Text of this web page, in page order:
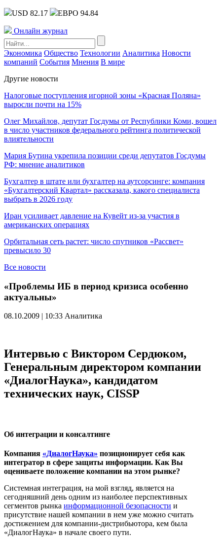
USD 82.17 ЕВРО 94.84
Онлайн журнал
Экономика Общество Технологии Аналитика Новости
компаний События Мнения В мире
Другие новости
Налоговые поступления игорной зоны «Красная Поляна»
выросли почти на 15%
Олег Михайлов, депутат Госдумы от Республики Коми, вошел
в число участников федерального рейтинга политической
влиятельности
Мария Бутина укрепила позиции среди депутатов Госдумы
РФ: мнение аналитиков
Бухгалтер в штате или бухгалтер на аутсорсинге: компания
«Бухгалтерский Квартал» рассказала, какого специалиста
выбрать в 2026 году
Иран усиливает давление на Кувейт из-за участия в
американских операциях
Орбитальная сеть растет: число спутников «Рассвет»
превысило 30
Все новости
«Проблемы ИБ в период кризиса особенно
актуальны»
08.10.2009 | 10:33 Аналитика
Интервью с Виктором Сердюком,
Генеральным директором компании
«ДиалогНаука», кандидатом
технических наук, CISSP
Об интеграции и консалтинге
Компания «ДиалогНаука» позиционирует себя как
интегратор в сфере защиты информации. Как Вы
оцениваете положение компании на этом рынке?
Системная интеграция, на мой взгляд, является на
сегодняшний день одним из наиболее перспективных
сегментов рынка информационной безопасности и
присутствие нашей компании в нем уже можно считать
достижением для компании-дистрибьютора, кем была
«ДиалогНаука» в начале своего пути.